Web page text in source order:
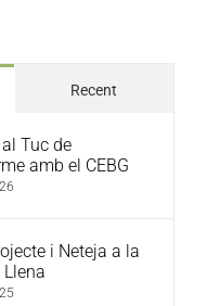
Recent
Tuc de
amb el CEBG
i Neteja a la
Llena